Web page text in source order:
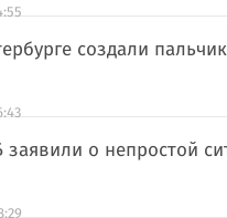
создали
заявили о непростой